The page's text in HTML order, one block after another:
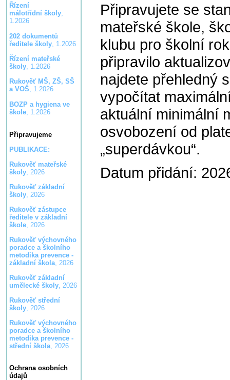
Řízení
málotřídní školy,
1.2026
202 dokumentů
ředitele školy, 1.2026
Řízení mateřské
školy, 1.2026
Rukověť MŠ, ZŠ, SŠ
a VOŠ, 1.2026
BOZP a hygiena ve
škole, 1.2026
Připravujeme
PUBLIKACE:
Rukověť mateřské
školy, 2026
Rukověť základní
školy, 2026
Rukověť zástupce
ředitele v základní
škole, 2026
Rukověť výchovného
poradce a školního
metodika prevence -
základní škola, 2026
Rukověť základní
umělecké školy, 2026
Rukověť střední
školy, 2026
Rukověť výchovného
poradce a školního
metodika prevence -
střední škola, 2026
Ochrana osobních
údajů
Připravujete se
mateřské škole,
klubu pro školní
připravilo
najdete přehledný
vypočítat
aktuální minimální
osvobození od
„superdávkou“.
Datum přidání: